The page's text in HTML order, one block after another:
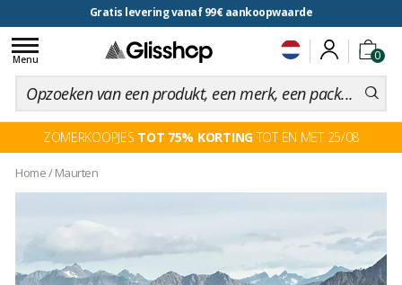
Gratis levering vanaf 99€ aankoopwaarde
voor een 100 dagen inruiling
0
Toggle
navigation
Menu
ZOMERKOOPJES TOT 75% KORTINGTOT EN MET 25/08
Home/ Maurten